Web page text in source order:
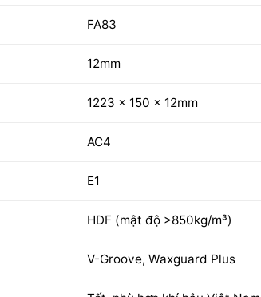
FA83
12mm
1223 x 150 x 12mm
AC4
E1
HDF (mật độ >850kg/m³)
V-Groove, Waxguard Plus